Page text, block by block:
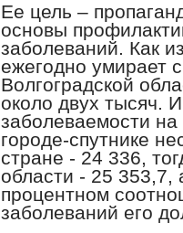
Ее цель –
основы
заболеваний. Как
ежегодно умирает
Волгоградской
около двух тысяч.
заболеваемости
городе-спутнике
стране - 24 336,
области - 25 353,7,
процентном
заболеваний его